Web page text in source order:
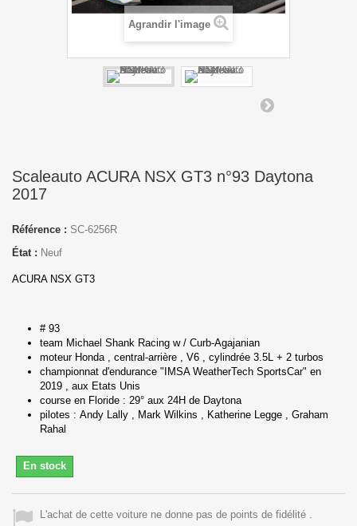
Agrandir l'image
Scaleauto ACURA NSX GT3 n°93 Daytona
2017
Référence : SC-6256R
État : Neuf
ACURA NSX GT3
# 93
team Michael Shank Racing w / Curb-Agajanian
moteur Honda , central-arrière , V6 , cylindrée 3.5L + 2 turbos
championnat d'endurance "IMSA WeatherTech SportsCar" en
2019 , aux Etats Unis
course en Floride : 29° aux 24H de Daytona
pilotes : Andy Lally , Mark Wilkins , Katherine Legge , Graham
Rahal
En stock
L'achat de cette voiture ne donne pas de points de fidélité .